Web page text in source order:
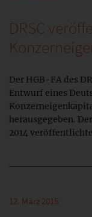
DRSC
Der HGB-FA des
Entwurf eines
herausgegeben.
2014
12. März 2015